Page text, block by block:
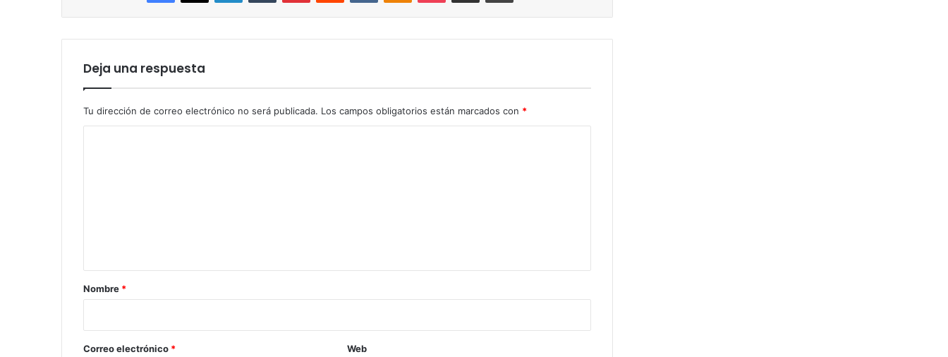
Deja una respuesta
Tu dirección de correo electrónico no será publicada. Los campos obligatorios están marcados con *
r
*
Nombre *
Correo electrónico * Web